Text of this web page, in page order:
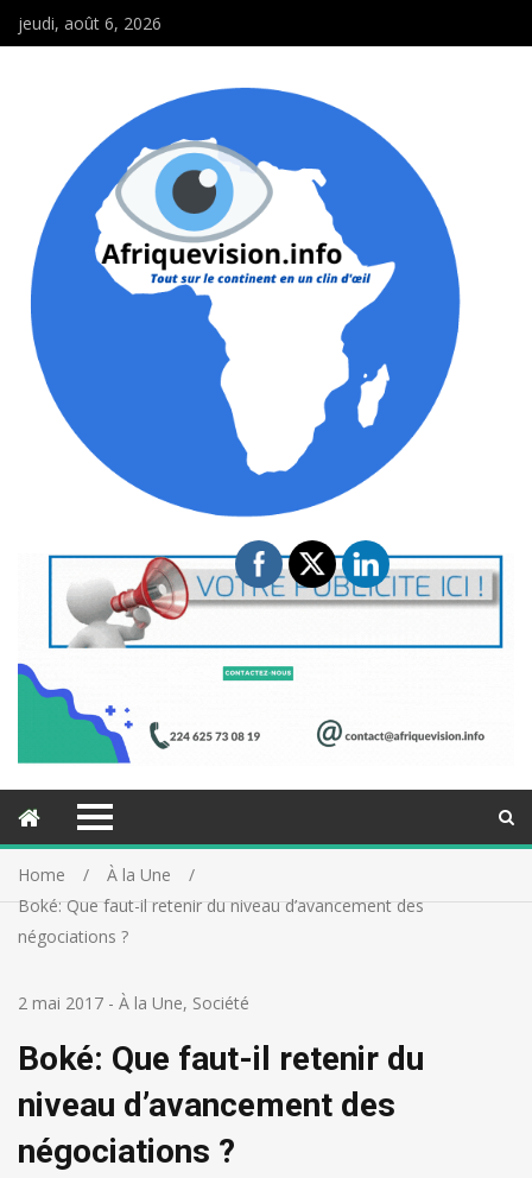
jeudi, août 6, 2026
Home
À la Une
Boké: Que faut-il retenir du niveau d’avancement des
négociations ?
2 mai 2017 - À la Une, Société
Boké: Que faut-il retenir du
niveau d’avancement des
négociations ?